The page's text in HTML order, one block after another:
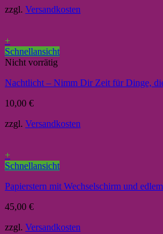
zzgl. Versandkosten
+
Schnellansicht
Nicht vorrätig
Nachtlicht – Nimm Dir Zeit für Dinge,
10,00 €
zzgl. Versandkosten
+
Schnellansicht
Papierstern mit Wechselschirm und
45,00 €
zzgl. Versandkosten